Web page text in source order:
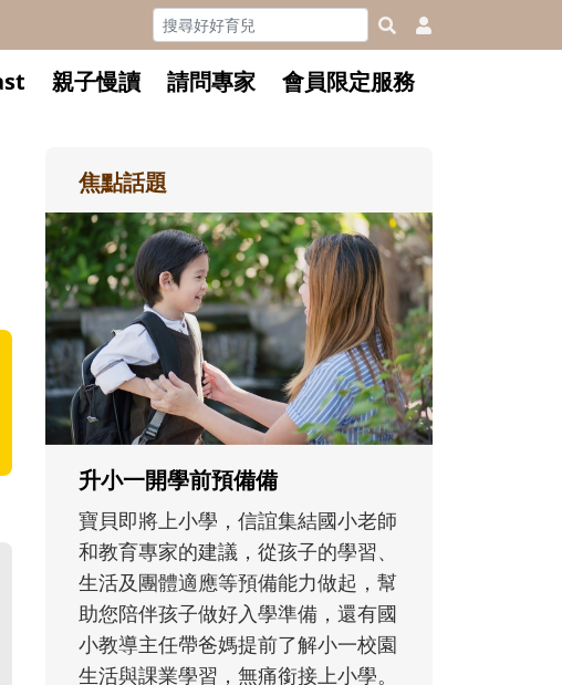
親子慢讀 請問專家 會員限定服務
焦點話題
國小老師
的學習、
做起，幫
，還有國
小一校園
小學。
和孩子一起長大的那個男人│讀
懂父親的不同模樣
沒有人天生就擅長當爸爸！男人總是
在一次次「前所未有」的體驗中，跟
著孩子一起長大。從給予安全感的肢
體遊戲，到獨立自主、角色認同及解
決問題的能力養成。爸爸正嘗試用不
同的模樣，參與孩子每個重要的成長
歷程。